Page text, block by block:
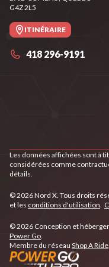
G4Z 2L5
ITINÉRAIRE
418 296-9191
Les données affichées sont à
considérées comme
détails.
© 2026 Nord X. Tous droits
et les conditions d'utilisation.
© 2026 Conception et
Power Go.
Membre du réseau Shop A Ride.